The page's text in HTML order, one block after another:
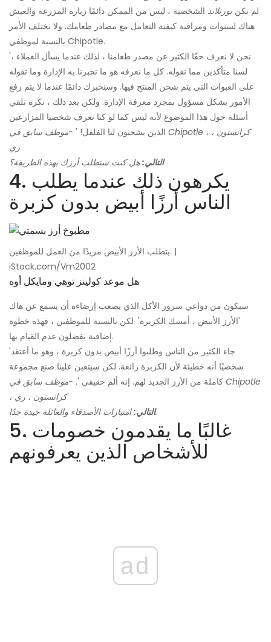
لم تكن بورتلاند الشخصية ، ليس من الممكن دائمًا زيارة المزرعة والعيش
هناك لسنوات ومراقبة كيفية التعامل مع مصادر طعامك. ولا يختلف الأمر
بالنسبة لموظفي Chipotle.
'نحن لا نعرف حقًا الكثير عن مصدر طعامنا ، لذلك عندما يسأل العملاء ،
لسنا متأكدين مما نقوله. كل ما نعرفه هو ما تخبرنا به الإدارة وما تقوله
على العبوات التي يتم شحن المنتج فيها. وسنخبرك دائمًا عندما لا يتم رفع
الأمور بشكل مسؤول بمجرد معرفة الإدارة. ولكن بعد ذلك ، نكره تلقي
أسئلة حول هذا الموضوع لأنه ليس كما لو كنا نعرف شخصيا المزارعين
الذين يشحنون لنا الفلفل! ' -موظف سابق في Chipotle ، كرانستون ،
ري
التالي: هل كنت ستطلب أرزك بهذه الطريقة؟
4. يكرهون ذلك عندما يطلب
الناس أرزًا أبيض بدون كزبرة
يتطلب الأرز الأبيض مزيدًا من العمل للموظفين. |
iStock.com/Vm2002
هل موعد كولينز توهي ومايكل أوه
سيكون من دواعي سرور الأكل الذي يصعب إرضاءه أن يسمع عن هاك
'الأرز الأبيض ، أمسك الكزبرة'. لكن بالنسبة للموظفين ، فهذه خطوة
إضافية يفضلون عدم القيام بها.
'جاء الكثير من الناس وطلبوا أرزًا أبيض بدون كزبرة ، وهو ما أعتقد
شخصيًا أنه خطيئة لأن الكزبرة رائعة. لكن سيتعين علينا صنع مجموعة
كاملة من الأرز الجديد لهم. إنه ألم حقيقي '. -موظف سابق في Chipotle
، كرانستون ، ري
التالي:امتيازات الأصدقاء والعائلة جيدة جدًا.
5. غالبًا ما يقدمون خصومات
للأشخاص الذين يعرفونهم
ad